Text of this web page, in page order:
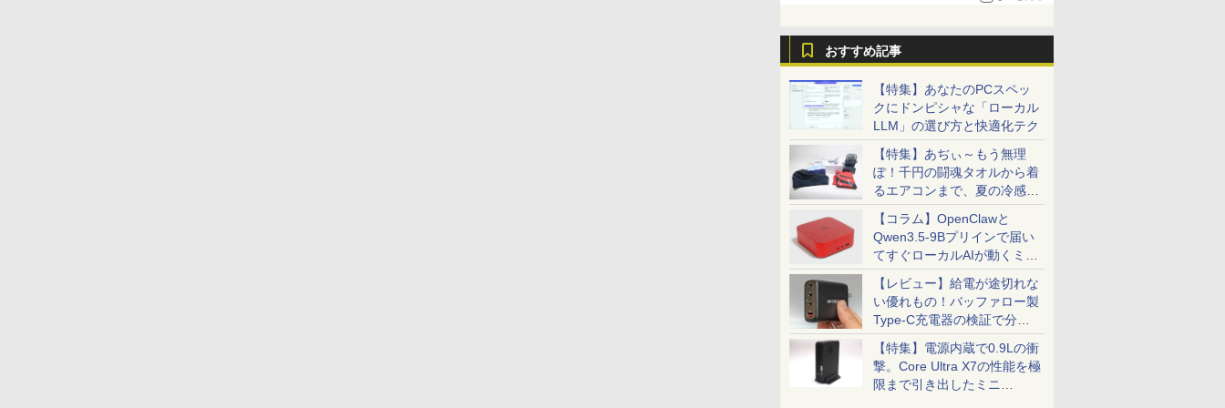
おすすめ記事
【特集】あなたのPCスペッ
クにドンピシャな「ローカル
LLM」の選び方と快適化テク
【特集】あぢぃ～もう無理
ぽ！千円の闘魂タオルから着
るエアコンまで、夏の冷感グ
ッズ一挙紹介
【コラム】OpenClawと
Qwen3.5-9Bプリインで届い
てすぐローカルAIが動くミニ
PC「SER9 Pro」
【レビュー】給電が途切れな
い優れもの！バッファロー製
Type-C充電器の検証で分か
ったこと
【特集】電源内蔵で0.9Lの衝
撃。Core Ultra X7の性能を極
限まで引き出したミニ